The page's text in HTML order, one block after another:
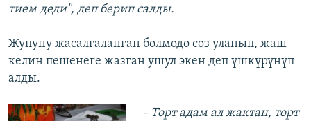
тием деди", деп берип салды.
Жупуну жасалгаланган бөлмөдө сөз уланып, жаш
келин пешенеге жазган ушул экен деп үшкүрүнүп
алды.
- Төрт адам ал жактан, төрт